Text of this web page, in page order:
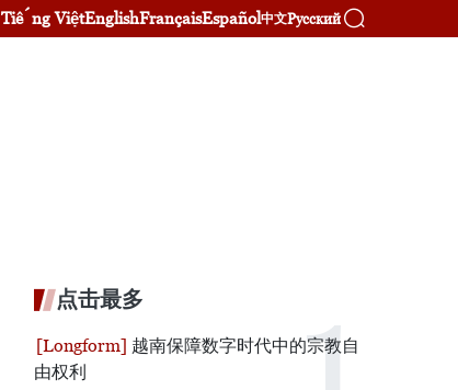
Tiếng ViệtEnglishFrançaisEspañol中文Русский
点击最多
越南保障数字时代中的宗教自
由权利